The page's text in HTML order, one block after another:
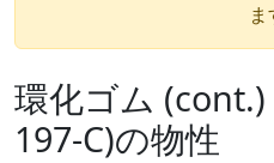
ま
環化ゴム
197-C)の物性